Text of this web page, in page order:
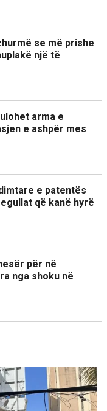
se më prishe
një të
arma e
e ashpër mes
e patentës
që kanë hyrë
për në
nga shoku në